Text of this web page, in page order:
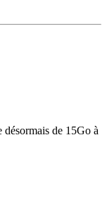
de 15Go à